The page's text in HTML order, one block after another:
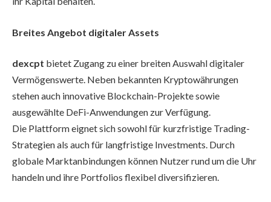
Breites Angebot digitaler Assets
dexcpt bietet Zugang zu einer breiten Auswahl digitaler
Vermögenswerte. Neben bekannten Kryptowährungen
stehen auch innovative Blockchain-Projekte sowie
ausgewählte DeFi-Anwendungen zur Verfügung.
Die Plattform eignet sich sowohl für kurzfristige Trading-
Strategien als auch für langfristige Investments. Durch
globale Marktanbindungen können Nutzer rund um die Uhr
handeln und ihre Portfolios flexibel diversifizieren.